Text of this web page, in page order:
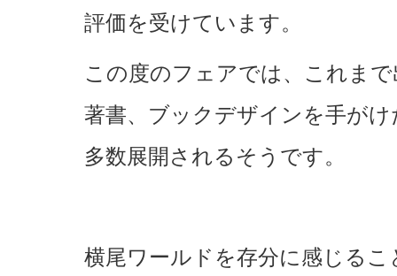
評価を受けています。
この度のフェアでは、これま
著書、ブックデザインを手が
多数展開されるそうです。
横尾ワールドを存分に感じる